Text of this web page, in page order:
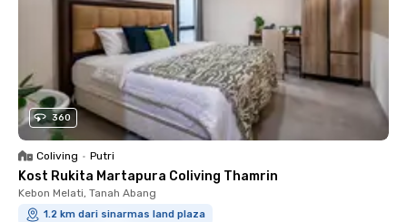
360
Coliving • Putri
Kost Rukita Martapura Coliving Thamrin
Kebon Melati, Tanah Abang
1.2 km dari sinarmas land plaza